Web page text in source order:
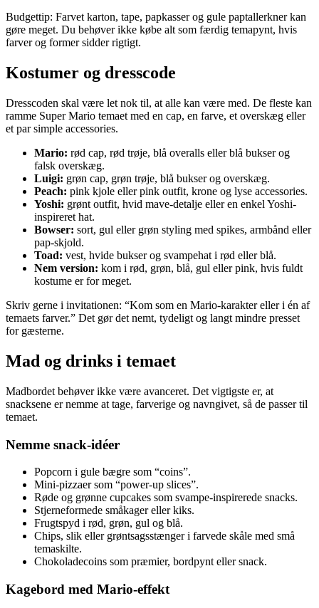
Budgettip: Farvet karton, tape, papkasser og gule paptallerkner kan
gøre meget. Du behøver ikke købe alt som færdig temapynt, hvis
farver og former sidder rigtigt.
Kostumer og dresscode
Dresscoden skal være let nok til, at alle kan være med. De fleste kan
ramme Super Mario temaet med en cap, en farve, et overskæg eller
et par simple accessories.
Mario: rød cap, rød trøje, blå overalls eller blå bukser og
falsk overskæg.
Luigi: grøn cap, grøn trøje, blå bukser og overskæg.
Peach: pink kjole eller pink outfit, krone og lyse accessories.
Yoshi: grønt outfit, hvid mave-detalje eller en enkel Yoshi-
inspireret hat.
Bowser: sort, gul eller grøn styling med spikes, armbånd eller
pap-skjold.
Toad: vest, hvide bukser og svampehat i rød eller blå.
Nem version: kom i rød, grøn, blå, gul eller pink, hvis fuldt
kostume er for meget.
Skriv gerne i invitationen: “Kom som en Mario-karakter eller i én af
temaets farver.” Det gør det nemt, tydeligt og langt mindre presset
for gæsterne.
Mad og drinks i temaet
Madbordet behøver ikke være avanceret. Det vigtigste er, at
snacksene er nemme at tage, farverige og navngivet, så de passer til
temaet.
Nemme snack-idéer
Popcorn i gule bægre som “coins”.
Mini-pizzaer som “power-up slices”.
Røde og grønne cupcakes som svampe-inspirerede snacks.
Stjerneformede småkager eller kiks.
Frugtspyd i rød, grøn, gul og blå.
Chips, slik eller grøntsagsstænger i farvede skåle med små
temaskilte.
Chokoladecoins som præmier, bordpynt eller snack.
Kagebord med Mario-effekt